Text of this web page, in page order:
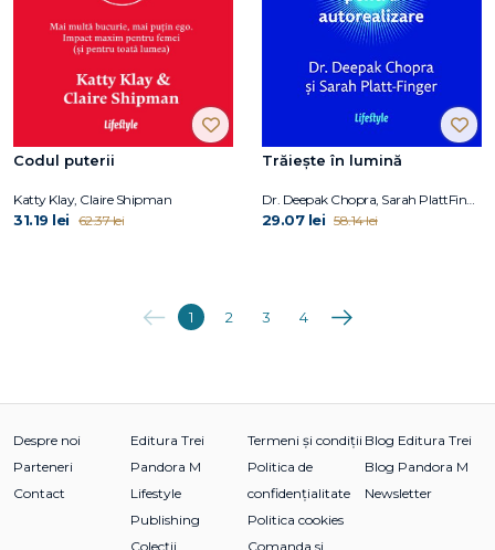
Codul puterii
Katty Klay, Claire Shipman
31.19 lei 62.37 lei
Trăiește în lumină
Dr. Deepak Chopra, Sarah PlattFinger
29.07 lei 58.14 lei
Anterioara
1 2 3 4 Următoarea
Despre noi
Parteneri
Contact
Editura Trei
Pandora M
Lifestyle
Publishing
Colecții
Termeni și condiții
Politica de
confidențialitate
Politica cookies
Comanda si
Blog Editura Trei
Blog Pandora M
Newsletter